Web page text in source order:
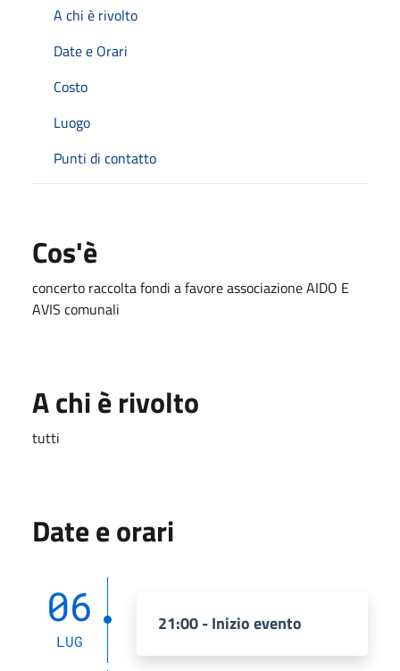
A chi è rivolto
Date e Orari
Costo
Luogo
Punti di contatto
Cos'è
concerto raccolta fondi a favore associazione AIDO E
AVIS comunali
A chi è rivolto
tutti
Date e orari
06
LUG
21:00 - Inizio evento